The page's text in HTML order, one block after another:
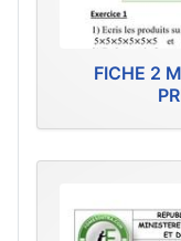
FICHE 2